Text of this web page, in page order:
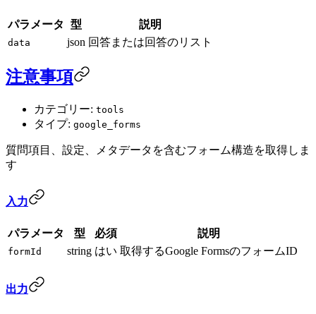
パラメータ 型 説明
data json 回答または回答のリスト
注意事項
カテゴリー: tools
タイプ: google_forms
質問項目、設定、メタデータを含むフォーム構造を取得しま
す
入力
パラメータ 型 必須 説明
formId string はい 取得するGoogle FormsのフォームID
出力